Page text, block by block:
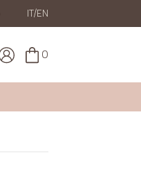
IT/EN
0